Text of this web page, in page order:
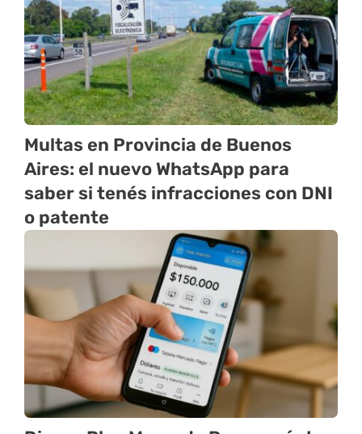
Multas en Provincia de Buenos
Aires: el nuevo WhatsApp para
saber si tenés infracciones con DNI
o patente